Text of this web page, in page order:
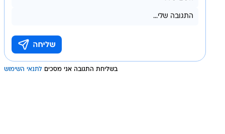
בשליחת התגובה אני מסכים לתנאי השימוש